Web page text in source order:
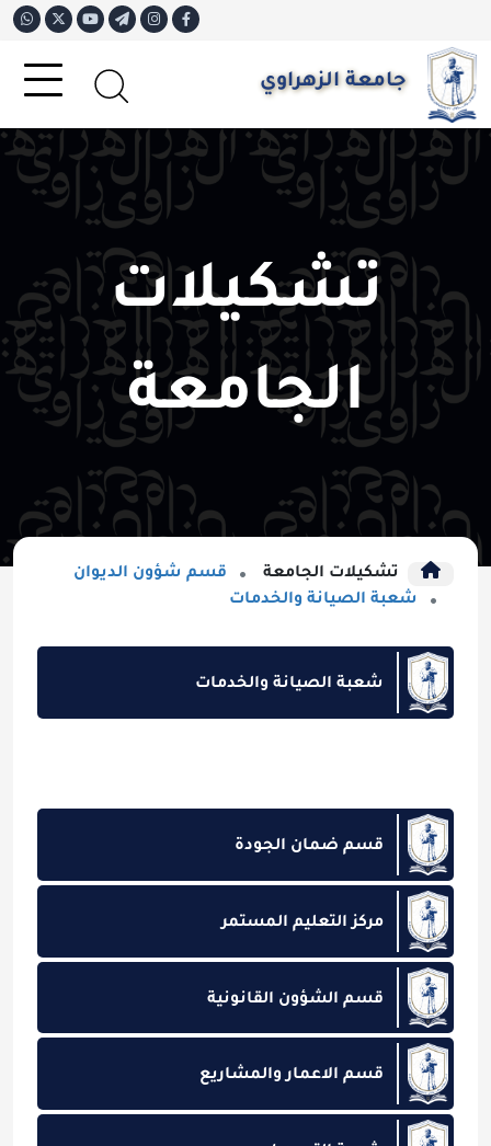
جامعة الزهراوي
تشكيلات
الجامعة
تشكيلات الجامعة
قسم شؤون الديوان
شعبة الصيانة والخدمات
شعبة الصيانة والخدمات
قسم ضمان الجودة
مركز التعليم المستمر
قسم الشؤون القانونية
قسم الاعمار والمشاريع